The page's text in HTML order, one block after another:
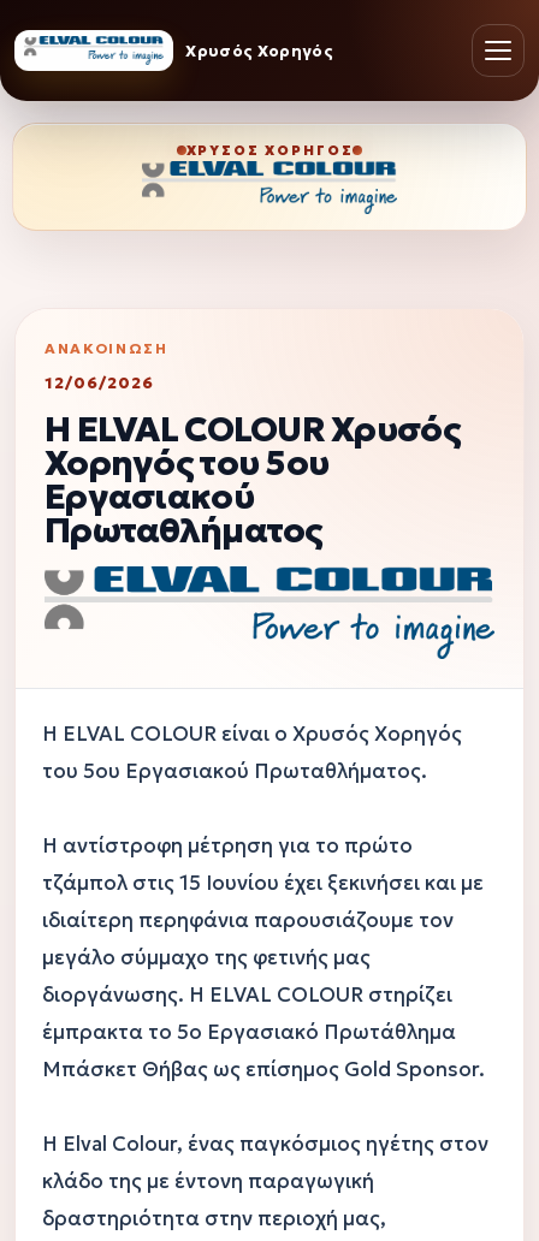
Χρυσός Χορηγός
ΧΡΥΣΌΣ ΧΟΡΗΓΌΣ
ΑΝΑΚΟΊΝΩΣΗ
12/06/2026
Η ELVAL COLOUR Χρυσός
Χορηγός του 5ου
Εργασιακού
Πρωταθλήματος
Η ELVAL COLOUR είναι ο Χρυσός Χορηγός
του 5ου Εργασιακού Πρωταθλήματος.
Η αντίστροφη μέτρηση για το πρώτο
τζάμπολ στις 15 Ιουνίου έχει ξεκινήσει και με
ιδιαίτερη περηφάνια παρουσιάζουμε τον
μεγάλο σύμμαχο της φετινής μας
διοργάνωσης. Η ELVAL COLOUR στηρίζει
έμπρακτα το 5ο Εργασιακό Πρωτάθλημα
Μπάσκετ Θήβας ως επίσημος Gold Sponsor.
Η Elval Colour, ένας παγκόσμιος ηγέτης στον
κλάδο της με έντονη παραγωγική
δραστηριότητα στην περιοχή μας,